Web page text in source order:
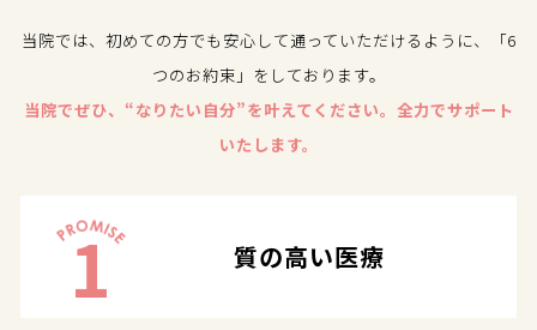
当院では、初めての方でも安心して通っていただけるように、「6
つのお約束」をしております。
当院でぜひ、“なりたい自分”を叶えてください。全力でサポート
いたします。
1 質の高い医療